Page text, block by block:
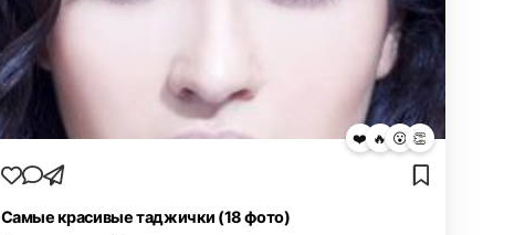
❤️ 🔥 😮 👏
Самые красивые таджички (18 фото)